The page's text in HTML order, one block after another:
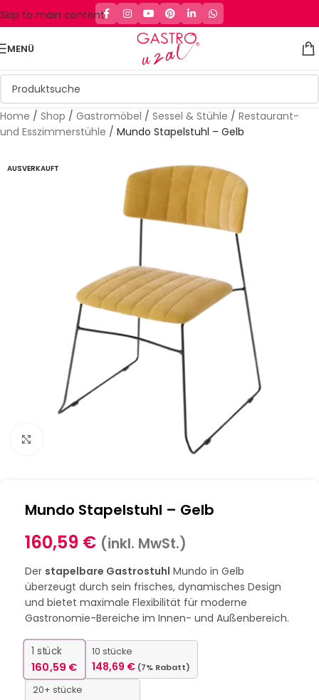
Skip to main content
MENÜ
Home / Shop / Gastromöbel / Sessel & Stühle / Restaurant-
und Esszimmerstühle / Mundo Stapelstuhl – Gelb
AUSVERKAUFT
Mundo Stapelstuhl – Gelb
160,59 € (inkl. MwSt.)
Der stapelbare Gastrostuhl Mundo in Gelb
überzeugt durch sein frisches, dynamisches Design
und bietet maximale Flexibilität für moderne
Gastronomie-Bereiche im Innen- und Außenbereich.
1 stück
160,59€
10 stücke
148,69 € (7% Rabatt)
20+ stücke